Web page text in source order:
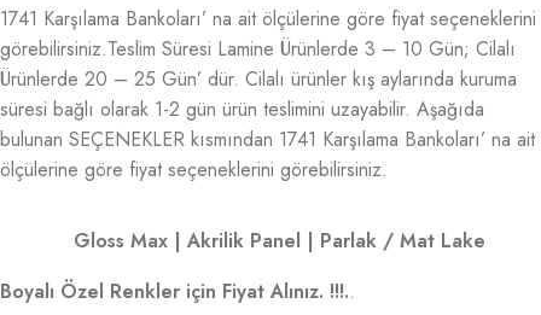
1741 Karşılama Bankoları’ na ait ölçülerine göre fiyat seçeneklerini
görebilirsiniz.Teslim Süresi Lamine Ürünlerde 3 – 10 Gün; Cilalı
Ürünlerde 20 – 25 Gün’ dür. Cilalı ürünler kış aylarında kuruma
süresi bağlı olarak 1-2 gün ürün teslimini uzayabilir. Aşağıda
bulunan SEÇENEKLER kısmından 1741 Karşılama Bankoları’ na ait
ölçülerine göre fiyat seçeneklerini görebilirsiniz.
Gloss Max | Akrilik Panel | Parlak / Mat Lake
Boyalı Özel Renkler için Fiyat Alınız. !!!..